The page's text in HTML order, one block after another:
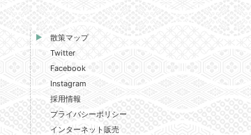
散策マップ
Twitter
Facebook
Instagram
採用情報
プライバシーポリシー
インターネット販売